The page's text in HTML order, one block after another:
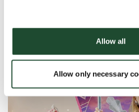
Allow all
Allow only necessary